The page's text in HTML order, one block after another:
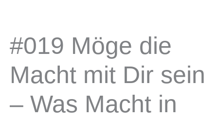
#019 Möge die
Macht mit Dir sein
– Was Macht in